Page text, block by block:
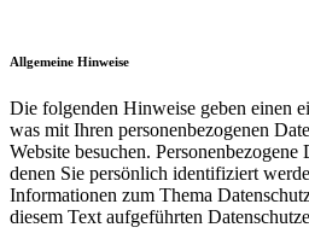
Allgemeine Hinweise
Die folgenden Hinweise geben einen
was mit Ihren personenbezogenen
Website besuchen.
denen Sie persönlich identifiziert
Informationen zum Thema
diesem Text aufgeführten